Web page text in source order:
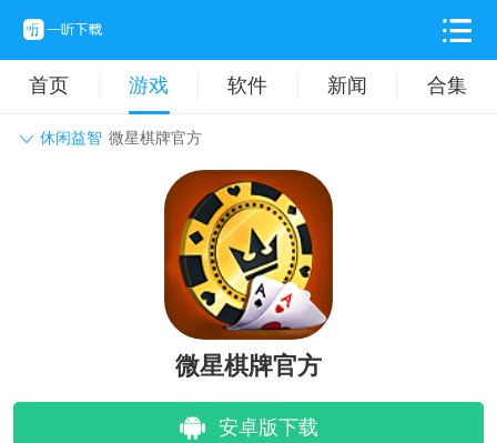
首页 游戏 软件 新闻 合集
休闲益智 微星棋牌官方
动作格斗 休闲益智
卡牌对战 音乐舞蹈
挂机养成
微星棋牌官方
安卓版下载